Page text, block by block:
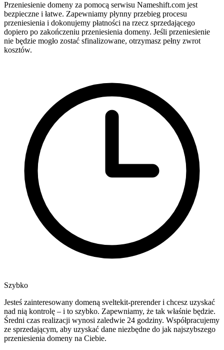
Przeniesienie domeny za pomocą serwisu Nameshift.com jest
bezpieczne i łatwe. Zapewniamy płynny przebieg procesu
przeniesienia i dokonujemy płatności na rzecz sprzedającego
dopiero po zakończeniu przeniesienia domeny. Jeśli przeniesienie
nie będzie mogło zostać sfinalizowane, otrzymasz pełny zwrot
kosztów.
Szybko
Jesteś zainteresowany domeną sveltekit-prerender i chcesz uzyskać
nad nią kontrolę – i to szybko. Zapewniamy, że tak właśnie będzie.
Średni czas realizacji wynosi zaledwie 24 godziny. Współpracujemy
ze sprzedającym, aby uzyskać dane niezbędne do jak najszybszego
przeniesienia domeny na Ciebie.